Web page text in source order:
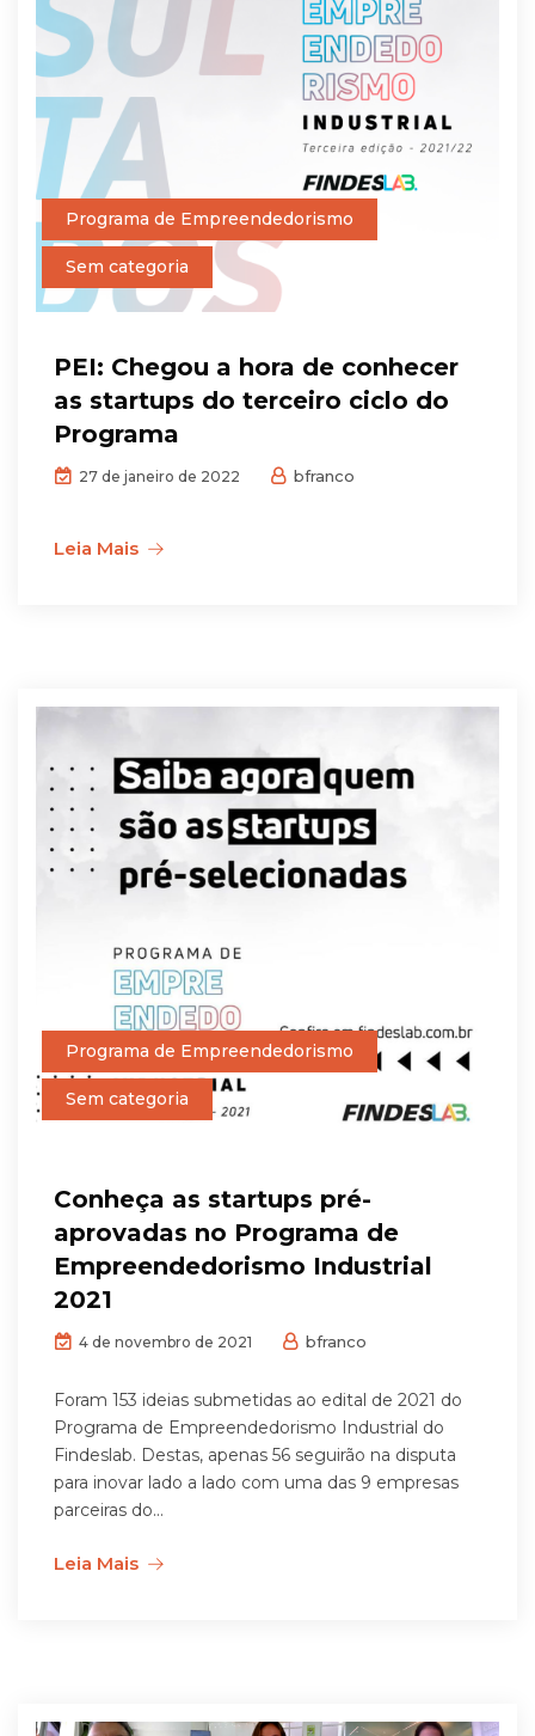
Programa de Empreendedorismo
Sem categoria
PEI: Chegou a hora de conhecer
as startups do terceiro ciclo do
Programa
27 de janeiro de 2022 bfranco
Leia Mais
Programa de Empreendedorismo
Sem categoria
Conheça as startups pré-
aprovadas no Programa de
Empreendedorismo Industrial
2021
4 de novembro de 2021 bfranco
Foram 153 ideias submetidas ao edital de 2021 do
Programa de Empreendedorismo Industrial do
Findeslab. Destas, apenas 56 seguirão na disputa
para inovar lado a lado com uma das 9 empresas
parceiras do...
Leia Mais